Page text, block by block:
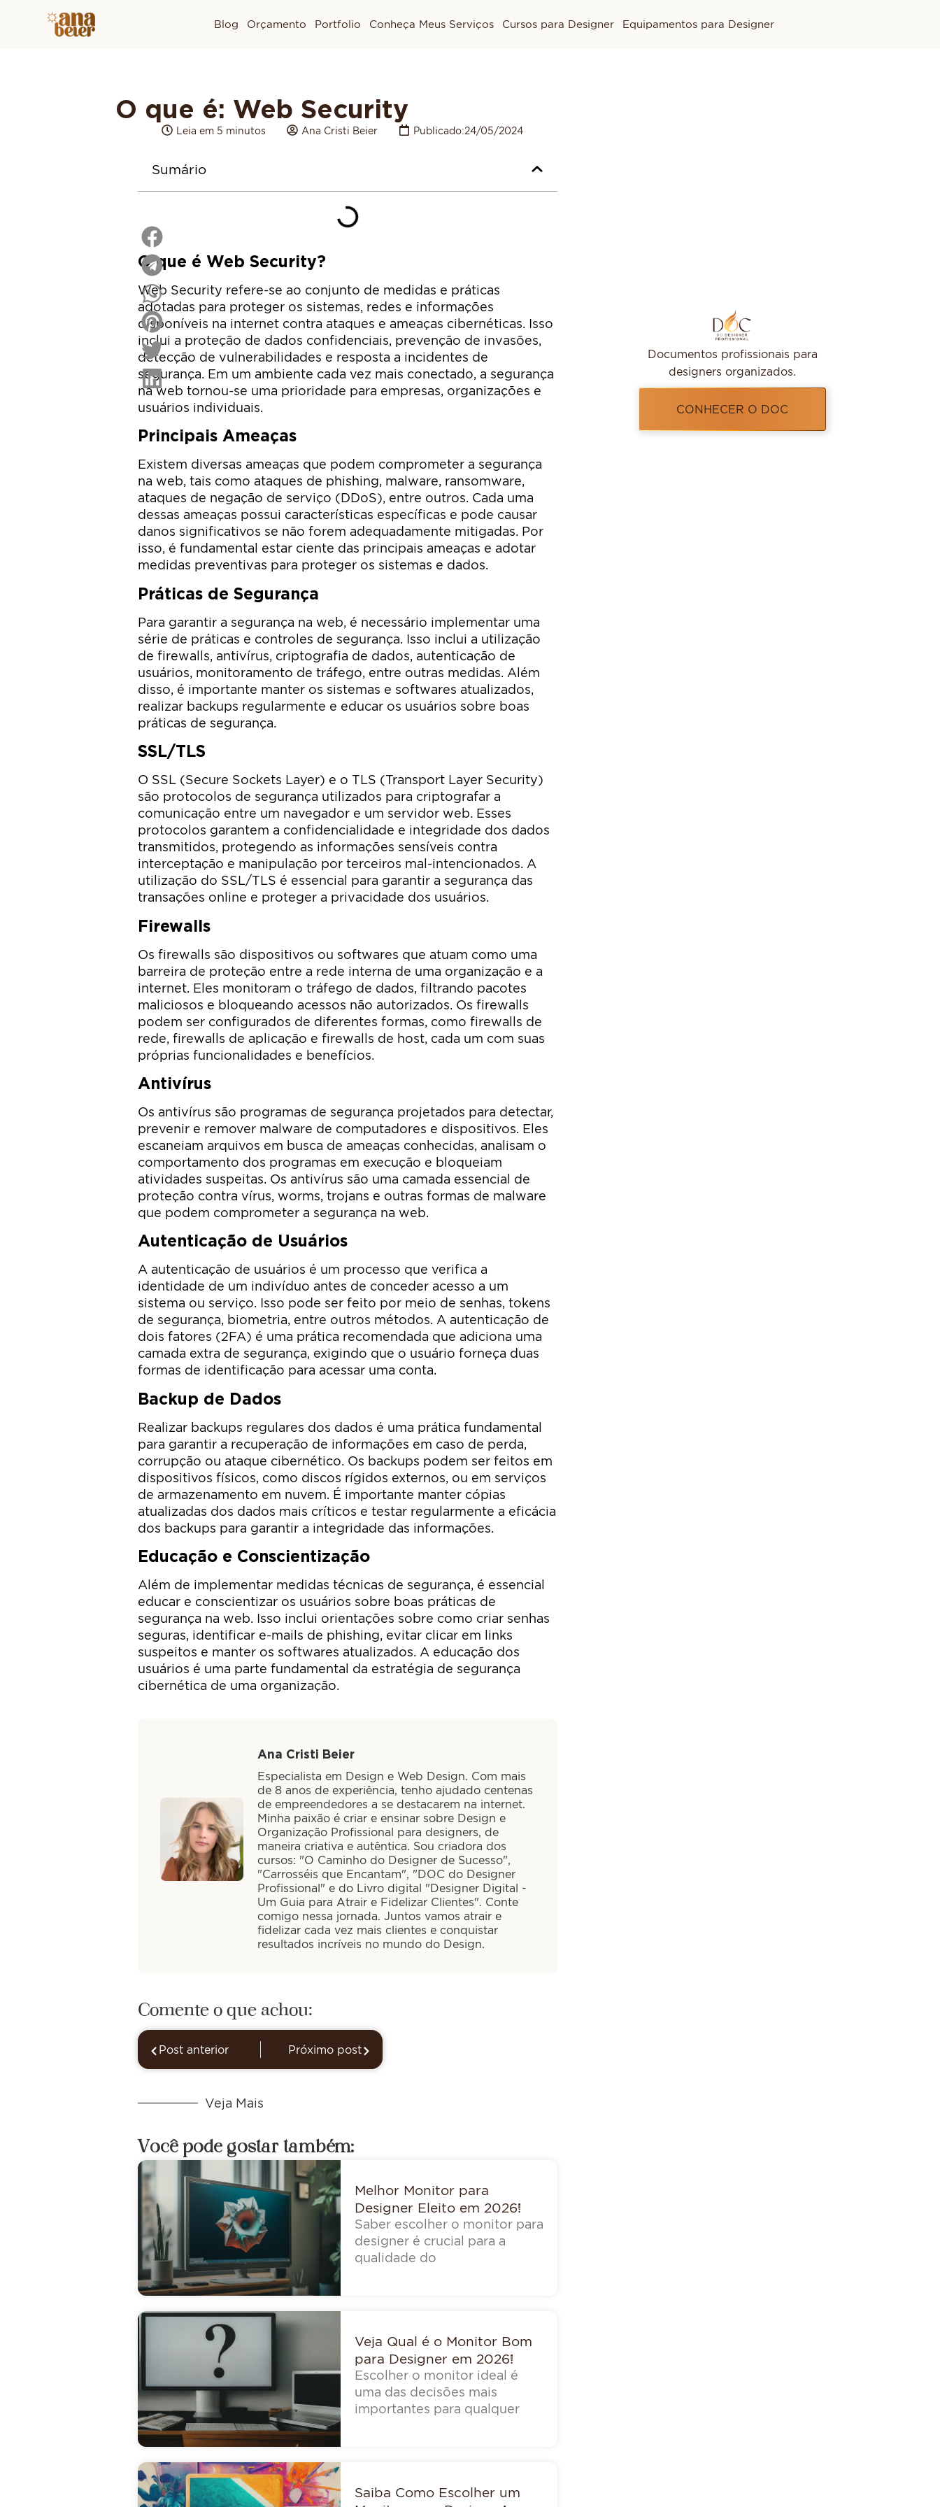
Blog Orçamento Portfolio Conheça Meus Serviços Cursos para Designer Equipamentos para Designer
O que é: Web Security
Leia em 5 minutos Ana Cristi Beier Publicado:24/05/2024
Sumário
O que é Web Security?
Web Security refere-se ao conjunto de medidas e práticas
adotadas para proteger os sistemas, redes e informações
disponíveis na internet contra ataques e ameaças cibernéticas. Isso
inclui a proteção de dados confidenciais, prevenção de invasões,
detecção de vulnerabilidades e resposta a incidentes de
segurança. Em um ambiente cada vez mais conectado, a segurança
na web tornou-se uma prioridade para empresas, organizações e
usuários individuais.
Principais Ameaças
Existem diversas ameaças que podem comprometer a segurança
na web, tais como ataques de phishing, malware, ransomware,
ataques de negação de serviço (DDoS), entre outros. Cada uma
dessas ameaças possui características específicas e pode causar
danos significativos se não forem adequadamente mitigadas. Por
isso, é fundamental estar ciente das principais ameaças e adotar
medidas preventivas para proteger os sistemas e dados.
Práticas de Segurança
Para garantir a segurança na web, é necessário implementar uma
série de práticas e controles de segurança. Isso inclui a utilização
de firewalls, antivírus, criptografia de dados, autenticação de
usuários, monitoramento de tráfego, entre outras medidas. Além
disso, é importante manter os sistemas e softwares atualizados,
realizar backups regularmente e educar os usuários sobre boas
práticas de segurança.
SSL/TLS
O SSL (Secure Sockets Layer) e o TLS (Transport Layer Security)
são protocolos de segurança utilizados para criptografar a
comunicação entre um navegador e um servidor web. Esses
protocolos garantem a confidencialidade e integridade dos dados
transmitidos, protegendo as informações sensíveis contra
interceptação e manipulação por terceiros mal-intencionados. A
utilização do SSL/TLS é essencial para garantir a segurança das
transações online e proteger a privacidade dos usuários.
Firewalls
Os firewalls são dispositivos ou softwares que atuam como uma
barreira de proteção entre a rede interna de uma organização e a
internet. Eles monitoram o tráfego de dados, filtrando pacotes
maliciosos e bloqueando acessos não autorizados. Os firewalls
podem ser configurados de diferentes formas, como firewalls de
rede, firewalls de aplicação e firewalls de host, cada um com suas
próprias funcionalidades e benefícios.
Antivírus
Os antivírus são programas de segurança projetados para detectar,
prevenir e remover malware de computadores e dispositivos. Eles
escaneiam arquivos em busca de ameaças conhecidas, analisam o
comportamento dos programas em execução e bloqueiam
atividades suspeitas. Os antivírus são uma camada essencial de
proteção contra vírus, worms, trojans e outras formas de malware
que podem comprometer a segurança na web.
Autenticação de Usuários
A autenticação de usuários é um processo que verifica a
identidade de um indivíduo antes de conceder acesso a um
sistema ou serviço. Isso pode ser feito por meio de senhas, tokens
de segurança, biometria, entre outros métodos. A autenticação de
dois fatores (2FA) é uma prática recomendada que adiciona uma
camada extra de segurança, exigindo que o usuário forneça duas
formas de identificação para acessar uma conta.
Backup de Dados
Realizar backups regulares dos dados é uma prática fundamental
para garantir a recuperação de informações em caso de perda,
corrupção ou ataque cibernético. Os backups podem ser feitos em
dispositivos físicos, como discos rígidos externos, ou em serviços
de armazenamento em nuvem. É importante manter cópias
atualizadas dos dados mais críticos e testar regularmente a eficácia
dos backups para garantir a integridade das informações.
Educação e Conscientização
Além de implementar medidas técnicas de segurança, é essencial
educar e conscientizar os usuários sobre boas práticas de
segurança na web. Isso inclui orientações sobre como criar senhas
seguras, identificar e-mails de phishing, evitar clicar em links
suspeitos e manter os softwares atualizados. A educação dos
usuários é uma parte fundamental da estratégia de segurança
cibernética de uma organização.
Ana Cristi Beier
Especialista em Design e Web Design. Com mais
de 8 anos de experiência, tenho ajudado centenas
de empreendedores a se destacarem na internet.
Minha paixão é criar e ensinar sobre Design e
Organização Profissional para designers, de
maneira criativa e autêntica. Sou criadora dos
cursos: "O Caminho do Designer de Sucesso",
"Carrosséis que Encantam", "DOC do Designer
Profissional" e do Livro digital "Designer Digital -
Um Guia para Atrair e Fidelizar Clientes". Conte
comigo nessa jornada. Juntos vamos atrair e
fidelizar cada vez mais clientes e conquistar
resultados incríveis no mundo do Design.
Comente o que achou:
Post anterior Próximo post
Veja Mais
Você pode gostar também:
Melhor Monitor para
Designer Eleito em 2026!
Saber escolher o monitor para
designer é crucial para a
qualidade do
Veja Qual é o Monitor Bom
para Designer em 2026!
Escolher o monitor ideal é
uma das decisões mais
importantes para qualquer
Saiba Como Escolher um
Documentos profissionais para
designers organizados.
CONHECER O DOC